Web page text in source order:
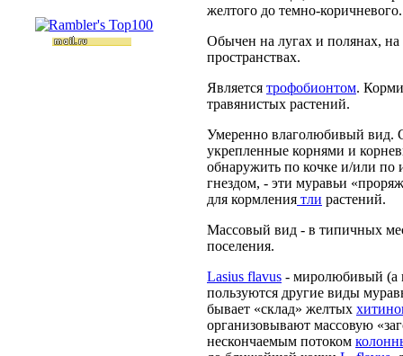
желтого до темно-коричневого.
Обычен на лугах и полянах,
пространствах.
Является трофобионтом.
травянистых растений.
Умеренно влаголюбивый вид.
укрепленные корнями и
обнаружить по кочке и/или по
гнездом, - эти муравьи
для кормления тли растений.
Массовый вид - в типичных
поселения.
Lasius flavus - миролюбивый (а
пользуются другие виды
бывает «склад» желтых
организовывают массовую
нескончаемым потоком